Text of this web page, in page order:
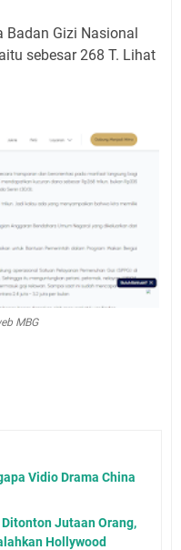
Badan Gizi Nasional
sebesar 268 T. Lihat
MBG
Vidio Drama China
Jutaan Orang,
Hollywood